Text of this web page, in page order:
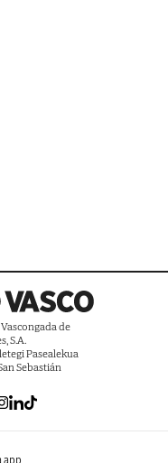
de
S.A.
Pasealekua
Sebastián
app